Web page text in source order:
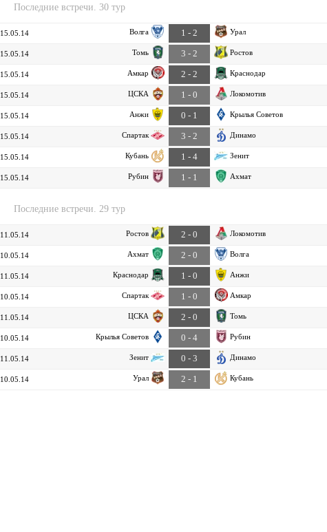
Последние встречи. 30 тур
15.05.14 Волга 1 - 2 Урал
15.05.14 Томь 3 - 2 Ростов
15.05.14 Амкар 2 - 2 Краснодар
15.05.14 ЦСКА 1 - 0 Локомотив
15.05.14 Анжи 0 - 1 Крылья Советов
15.05.14 Спартак 3 - 2 Динамо
15.05.14 Кубань 1 - 4 Зенит
15.05.14 Рубин 1 - 1 Ахмат
Последние встречи. 29 тур
11.05.14 Ростов 2 - 0 Локомотив
10.05.14 Ахмат 2 - 0 Волга
11.05.14 Краснодар 1 - 0 Анжи
10.05.14 Спартак 1 - 0 Амкар
11.05.14 ЦСКА 2 - 0 Томь
10.05.14 Крылья Советов 0 - 4 Рубин
11.05.14 Зенит 0 - 3 Динамо
10.05.14 Урал 2 - 1 Кубань